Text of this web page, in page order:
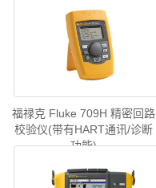
福禄克 Fluke 709H 精密回路
校验仪(带有HART通讯/诊断
功能)